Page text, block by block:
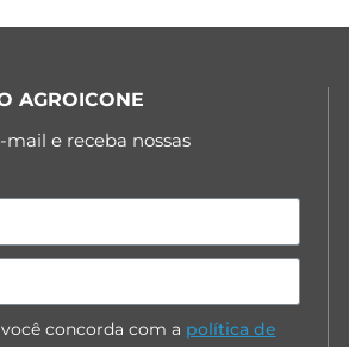
AGROICONE
mail e receba nossas
concorda com a política de